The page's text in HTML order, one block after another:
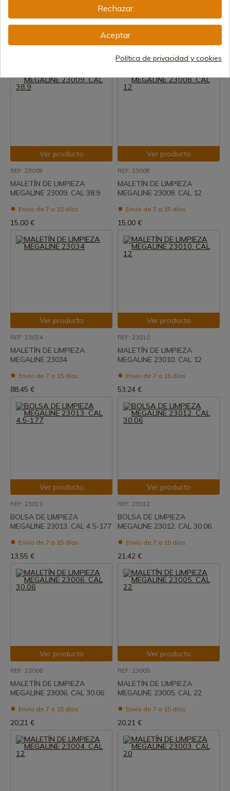
CEPILLOS DE LIMPIEZA 23015.
CAL 20 MM
CEPILLOS DE LIMPIEZA 23014.
CAL 12 MM
7,38 €
Ver producto
REF: 23009
MALETÍN DE LIMPIEZA
MEGALINE 23009. CAL 38.9
Envío de 7 a 15 días
15,00 €
Ver producto
REF: 23008
MALETÍN DE LIMPIEZA
MEGALINE 23008. CAL 12
Envío de 7 a 15 días
15,00 €
Ver producto
REF: 23034
MALETÍN DE LIMPIEZA
MEGALINE 23034
Envío de 7 a 15 días
88,45 €
Ver producto
REF: 23010
MALETÍN DE LIMPIEZA
MEGALINE 23010. CAL 12
Envío de 7 a 15 días
53,24 €
Ver producto
REF: 23013
BOLSA DE LIMPIEZA
MEGALINE 23013. CAL 4.5-177
Envío de 7 a 15 días
13,55 €
Ver producto
REF: 23012
BOLSA DE LIMPIEZA
MEGALINE 23012. CAL 30.06
Envío de 7 a 15 días
21,42 €
Ver producto
REF: 23006
MALETÍN DE LIMPIEZA
MEGALINE 23006. CAL 30.06
Envío de 7 a 15 días
20,21 €
Ver producto
REF: 23005
MALETÍN DE LIMPIEZA
MEGALINE 23005. CAL 22
Envío de 7 a 15 días
20,21 €
Rechazar
Aceptar
Política de privacidad y cookies